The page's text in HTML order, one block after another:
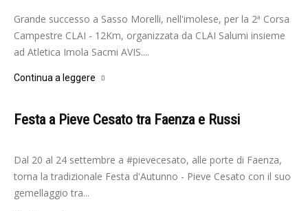
Grande successo a Sasso Morelli, nell'imolese, per la 2ª Corsa
Campestre CLAI - 12Km, organizzata da CLAI Salumi insieme
ad Atletica Imola Sacmi AVIS....
Continua a leggere
Festa a Pieve Cesato tra Faenza e Russi
Redazione - 19 Settembre 2018
Dal 20 al 24 settembre a #pievecesato, alle porte di Faenza,
torna la tradizionale Festa d'Autunno - Pieve Cesato con il suo
gemellaggio tra...